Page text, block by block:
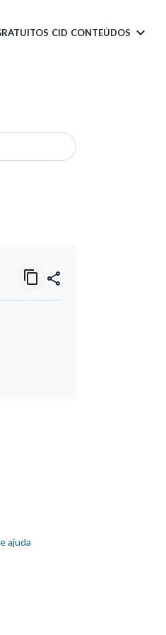
CID CONTEÚDOS
ajuda